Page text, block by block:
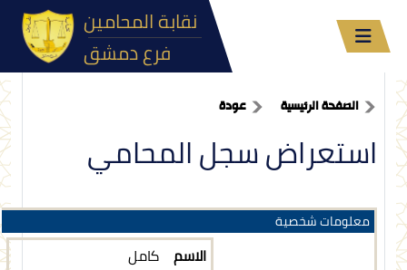
فرع دمشق
الصفحة الرئيسية عودة
استعراض سجل المحامي
معلومات شخصية
الاسم كامل